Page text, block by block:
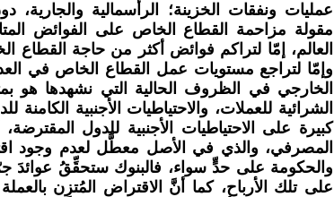
عمليات ونفقات الخزينة؛ الرأسمالية
مقولة مزاحمة القطاع الخاص على الفوائض
العالم، إمّا لتراكم فوائض أكثر من حاجة القطاع
وإمّا لتراجع مستويات عمل القطاع الخاص في
الخارجي في الظروف الحالية التي نشهدها هو
الشرائية للعملات، والاحتياطيات الأجنبية
كبيرة على الاحتياطيات الأجنبية للدول
المصرفي، والذي في الأصل معطَّل لعدم وجود
والحكومة على حدٍّ سواء، فالبنوك ستحقِّقُ
على تلك الأرباح، كما أنَّ الاقتراض المُتزِن